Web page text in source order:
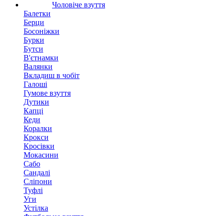
Чоловіче взуття
Балетки
Берци
Босоніжки
Бурки
Бутси
В'єтнамки
Валянки
Вкладиш в чобіт
Галоші
Гумове взуття
Дутики
Капці
Кеди
Коралки
Крокси
Кросівки
Мокасини
Сабо
Сандалі
Сліпони
Туфлі
Уги
Устілка